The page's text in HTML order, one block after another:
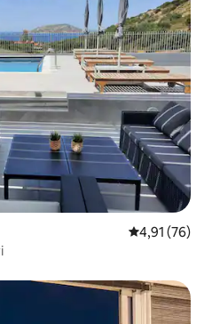
4,91 av 5 i
4,91 (76)